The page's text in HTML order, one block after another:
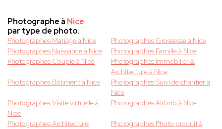
Photographe à Nice
par type de photo.
Photographes Mariage à Nice
Photographes Grossesse à Nice
Photographes Naissance à Nice
Photographes Famille à Nice
Photographes Couple à Nice
Photographes Immobilier &
Architecture à Nice
Photographes Bâtiment à Nice
Photographes Suivi de chantier à
Nice
Photographes Visite virtuelle à
Nice
Photographes Airbnb à Nice
Photographes Architecture
Photographes Photo produit à